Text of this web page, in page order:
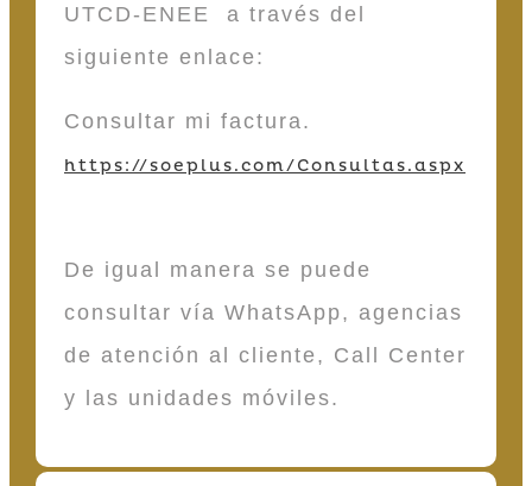
UTCD-ENEE a través del
siguiente enlace:
Consultar mi factura.
https://soeplus.com/Consultas.aspx
De igual manera se puede
consultar vía WhatsApp, agencias
de atención al cliente, Call Center
y las unidades móviles.